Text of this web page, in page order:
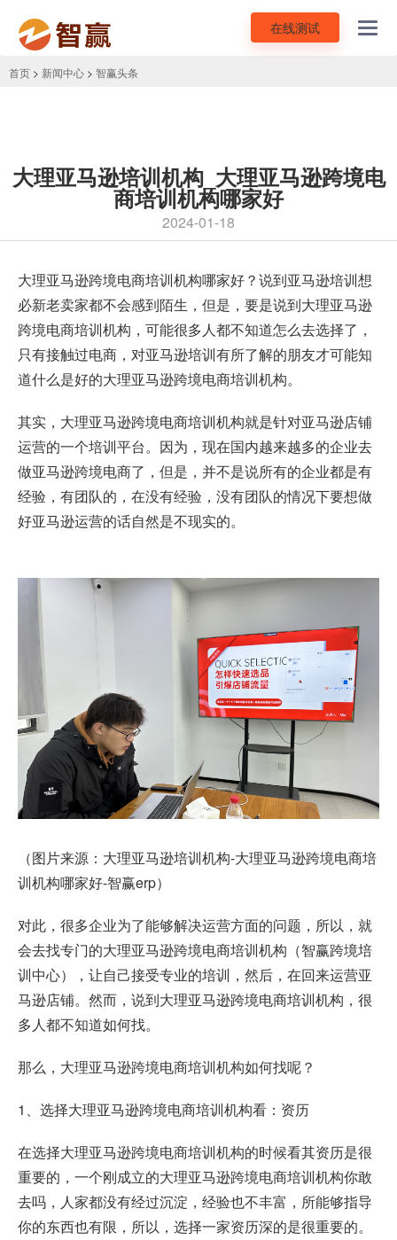
在线测试
首页 > 新闻中心 > 智赢头条
大理亚马逊培训机构_大理亚马逊跨境电
商培训机构哪家好
2024-01-18
大理亚马逊跨境电商培训机构哪家好？说到亚马逊培训想
必新老卖家都不会感到陌生，但是，要是说到大理亚马逊
跨境电商培训机构，可能很多人都不知道怎么去选择了，
只有接触过电商，对亚马逊培训有所了解的朋友才可能知
道什么是好的大理亚马逊跨境电商培训机构。
其实，大理亚马逊跨境电商培训机构就是针对亚马逊店铺
运营的一个培训平台。因为，现在国内越来越多的企业去
做亚马逊跨境电商了，但是，并不是说所有的企业都是有
经验，有团队的，在没有经验，没有团队的情况下要想做
好亚马逊运营的话自然是不现实的。
（图片来源：大理亚马逊培训机构-大理亚马逊跨境电商培
训机构哪家好-智赢erp）
对此，很多企业为了能够解决运营方面的问题，所以，就
会去找专门的大理亚马逊跨境电商培训机构（智赢跨境培
训中心），让自己接受专业的培训，然后，在回来运营亚
马逊店铺。然而，说到大理亚马逊跨境电商培训机构，很
多人都不知道如何找。
那么，大理亚马逊跨境电商培训机构如何找呢？
1、选择大理亚马逊跨境电商培训机构看：资历
在选择大理亚马逊跨境电商培训机构的时候看其资历是很
重要的，一个刚成立的大理亚马逊跨境电商培训机构你敢
去吗，人家都没有经过沉淀，经验也不丰富，所能够指导
你的东西也有限，所以，选择一家资历深的是很重要的。